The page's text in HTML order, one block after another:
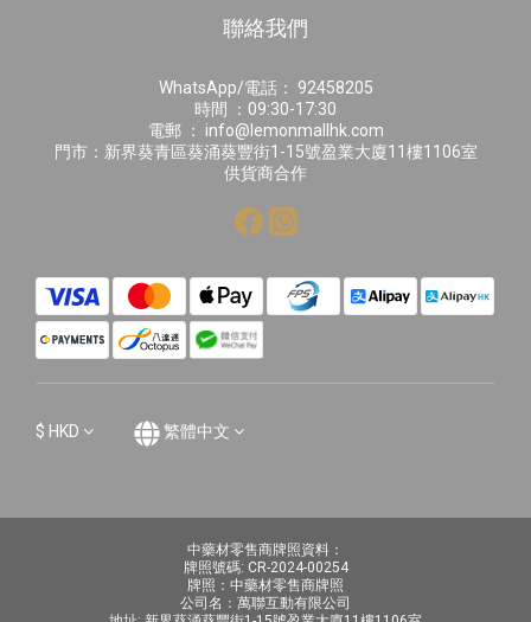
聯絡我們
WhatsApp/電話： 92458205
時間 ：09:30-17:30
電郵 ： info@lemonmallhk.com
門市：新界葵青區葵涌葵豐街1-15號盈業大廈11樓1106室
供貨商合作
$ HKD 繁體中文
中藥材零售商牌照資料：
牌照號碼: CR-2024-00254
牌照：中藥材零售商牌照
公司名：萬聯互動有限公司